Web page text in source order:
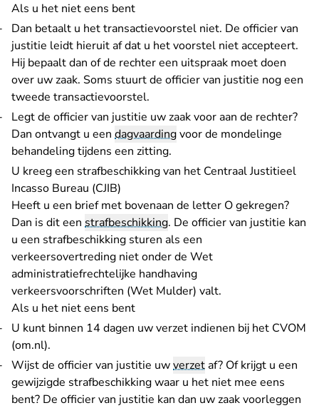
Als u het niet eens bent
Dan betaalt u het transactievoorstel niet. De officier van
justitie leidt hieruit af dat u het voorstel niet accepteert.
Hij bepaalt dan of de rechter een uitspraak moet doen
over uw zaak. Soms stuurt de officier van justitie nog een
tweede transactievoorstel.
Legt de officier van justitie uw zaak voor aan de rechter?
Dan ontvangt u een dagvaardingvoor de mondelinge
behandeling tijdens een zitting.
U kreeg een strafbeschikking van het Centraal Justitieel
Incasso Bureau (CJIB)
Heeft u een brief met bovenaan de letter O gekregen?
Dan is dit een strafbeschikking. De officier van justitie kan
u een strafbeschikking sturen als een
verkeersovertreding niet onder de Wet
administratiefrechtelijke handhaving
verkeersvoorschriften (Wet Mulder) valt.
Als u het niet eens bent
U kunt binnen 14 dagen uwverzet indienen bij het CVOM
(om.nl)- U verlaat Rechtspraak.nl
.
Wijst de officier van justitie uwverzetaf? Of krijgt u een
gewijzigde strafbeschikking waar u het niet mee eens
bent? De officier van justitie kan dan uw zaak voorleggen